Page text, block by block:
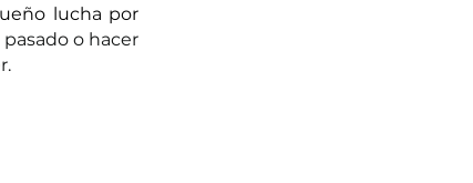
lucha por
o hacer